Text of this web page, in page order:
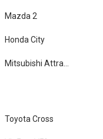
Mazda 2
Honda City
Toyota Cross